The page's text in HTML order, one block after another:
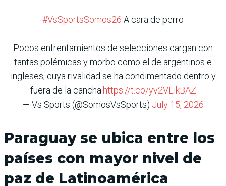
#VsSportsSomos26 A cara de perro
Pocos enfrentamientos de selecciones cargan con
tantas polémicas y morbo como el de argentinos e
ingleses, cuya rivalidad se ha condimentado dentro y
fuera de la cancha. https://t.co/yv2VLikBAZ
— Vs Sports (@SomosVsSports) July 15, 2026
Paraguay se ubica entre los
países con mayor nivel de
paz de Latinoamérica